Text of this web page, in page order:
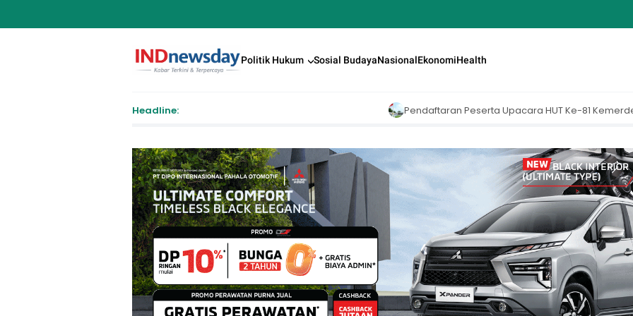
Politik Hukum Sosial BudayaNasionalEkonomiHealth
Headline: Pendaftaran Peserta Upacara HUT Ke-81 Kemerdekaan RI di Istana